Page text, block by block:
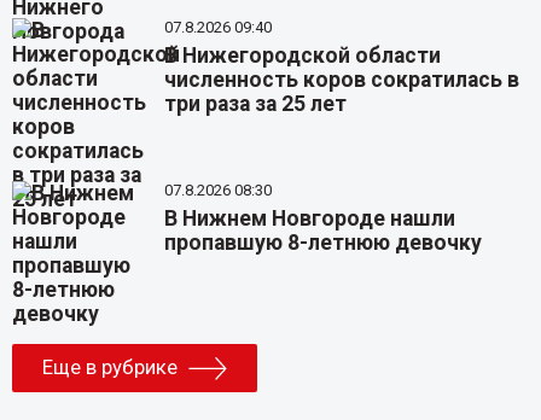
07.8.2026 09:40
В Нижегородской области
численность коров сократилась в
три раза за 25 лет
07.8.2026 08:30
В Нижнем Новгороде нашли
пропавшую 8-летнюю девочку
Еще в рубрике